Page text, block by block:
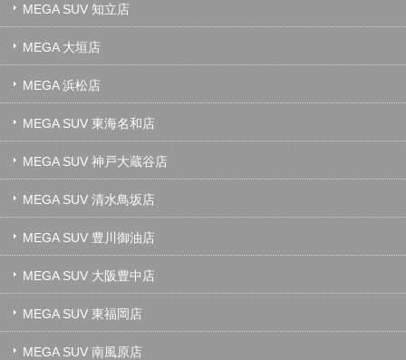
MEGA SUV 知立店
MEGA 大垣店
MEGA 浜松店
MEGA SUV 東海名和店
MEGA SUV 神戸大蔵谷店
MEGA SUV 清水鳥坂店
MEGA SUV 豊川御油店
MEGA SUV 大阪豊中店
MEGA SUV 東福岡店
MEGA SUV 南風原店